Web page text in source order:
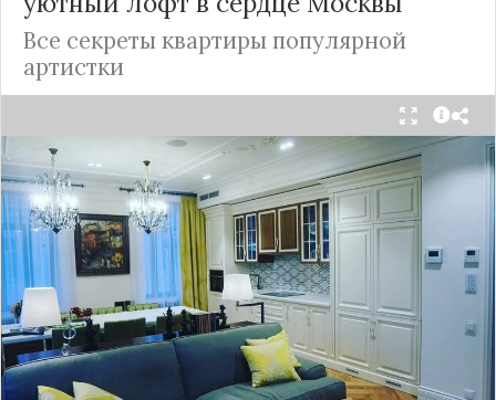
Все секреты квартиры популярной
артистки
Народная артисткаРоссииНадежда Бабкина,
известная своей любовью к традиционному
стилю и народной эстетике, удивила
поклонников, выбрав для своей новой
московской квартиры современный стиль лофт.
Это решение стало настоящим откровением,
демонстрирующим её умение сочетать классику
и актуальные тенденции. Подробности о
проекте раскрывает канал “DOMEO | РЕМОНТ
КВАРТИР | НЕДВИЖИМОСТЬ” 2.